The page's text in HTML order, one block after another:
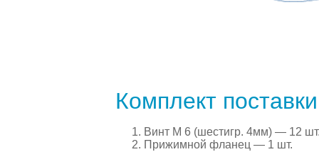
Комплект поставки
Винт М 6 (шестигр. 4мм) — 12
Прижимной фланец — 1 шт.